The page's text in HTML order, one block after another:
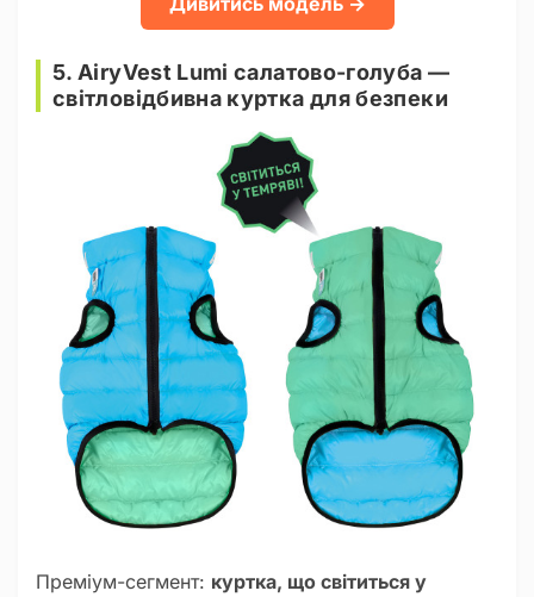
5. AiryVest Lumi салатово-голуба —
світловідбивна куртка для безпеки
Преміум-сегмент: куртка, що світиться у